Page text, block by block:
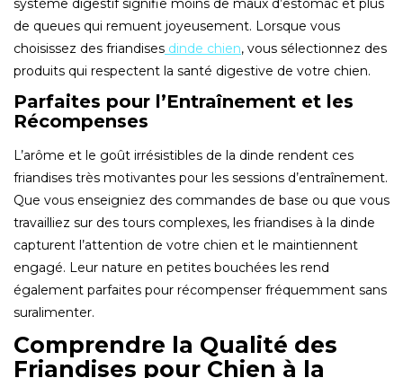
de queues qui remuent joyeusement. Lorsque vous
choisissez des friandises dinde chien, vous sélectionnez des
produits qui respectent la santé digestive de votre chien.
Parfaites pour l’Entraînement et les
Récompenses
L’arôme et le goût irrésistibles de la dinde rendent ces
friandises très motivantes pour les sessions d’entraînement.
Que vous enseigniez des commandes de base ou que vous
travailliez sur des tours complexes, les friandises à la dinde
capturent l’attention de votre chien et le maintiennent
engagé. Leur nature en petites bouchées les rend
également parfaites pour récompenser fréquemment sans
suralimenter.
Comprendre la Qualité des
Friandises pour Chien à la